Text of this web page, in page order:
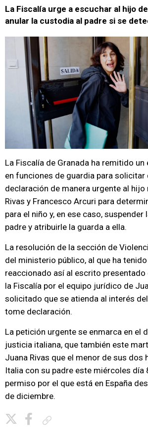
La Fiscalía urge a escuchar al hijo
anular la custodia al padre si se
La Fiscalía de Granada ha remitido
en funciones de guardia para solicitar
declaración de manera urgente al hijo
Rivas y Francesco Arcuri para
para el niño y, en ese caso, suspender
padre y atribuirle la guarda a ella.
La resolución de la sección de
del ministerio público, al que ha tenido
reaccionado así al escrito
la Fiscalía por el equipo jurídico de
solicitado que se atienda al interés
tome declaración.
La petición urgente se enmarca en el
justicia italiana, que también este
Juana Rivas que el menor de sus dos
Italia con su padre este miércoles día
permiso por el que está en España
de diciembre.